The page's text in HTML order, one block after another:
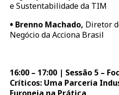
e Sustentabilidade da TIM
• Brenno Machado, Diretor
Negócio da Acciona Brasil
16:00 – 17:00 | Sessão 5 –
Críticos: Uma Parceria